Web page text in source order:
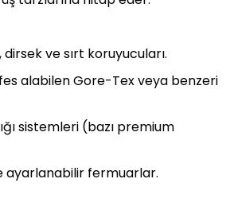
ve sırt koruyucuları.
alabilen Gore-Tex veya benzeri
sistemleri (bazı premium
ayarlanabilir fermuarlar.